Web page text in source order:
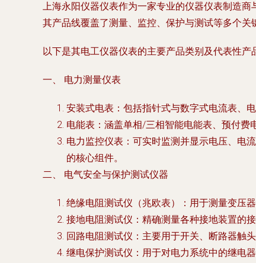
上海永阳仪器仪表作为一家专业的仪器仪表制造
其产品线覆盖了测量、监控、保护与测试等多个关
以下是其电工仪器仪表的主要产品类别及代表性产
一、 电力测量仪表
安装式电表 ：包括指针式与数字式电流表、
电能表 ：涵盖单相/三相智能电能表、预付费
电力监控仪表 ：可实时监测并显示电压、电
的核心组件。
二、 电气安全与保护测试仪器
绝缘电阻测试仪（兆欧表）
：用于测量变压
接地电阻测试仪 ：精确测量各种接地装置的
回路电阻测试仪 ：主要用于开关、断路器触
继电保护测试仪 ：用于对电力系统中的继电